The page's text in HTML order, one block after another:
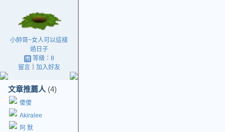
小帥哥~女人可以這樣
過日子
等級：8
留言｜ 加入好友
文章推薦人 (4)
傻傻
Akiralee
阿 默